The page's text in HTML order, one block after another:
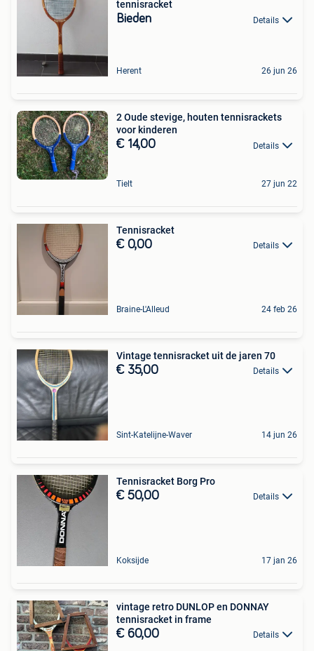
tennisracket
Bieden Details
Herent 26 jun 26
2 Oude stevige, houten tennisrackets
voor kinderen
€ 14,00 Details
Tielt 27 jun 22
Tennisracket
€ 0,00 Details
Braine-L'Alleud 24 feb 26
Vintage tennisracket uit de jaren 70
€ 35,00 Details
Sint-Katelijne-Waver 14 jun 26
Tennisracket Borg Pro
€ 50,00 Details
Koksijde 17 jan 26
vintage retro DUNLOP en DONNAY
tennisracket in frame
€ 60,00 Details